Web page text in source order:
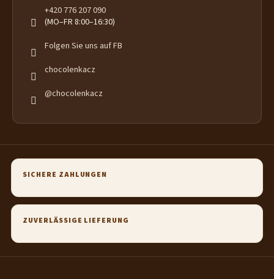
+420 776 207 090
(MO–FR 8:00–16:30)
Folgen Sie uns auf FB
chocolenkacz
@chocolenkacz
SICHERE ZAHLUNGEN
ZUVERLÄSSIGE LIEFERUNG